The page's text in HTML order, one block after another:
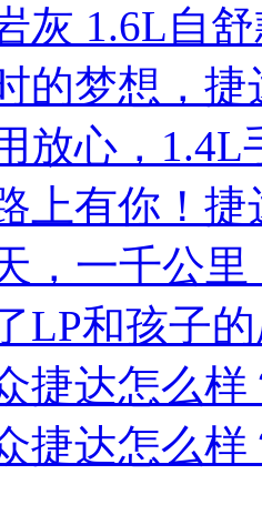
灰 1.6L自
的梦想，
放心，1.4L
上有你！捷
，一千公
LP和孩子
捷达怎么
捷达怎么